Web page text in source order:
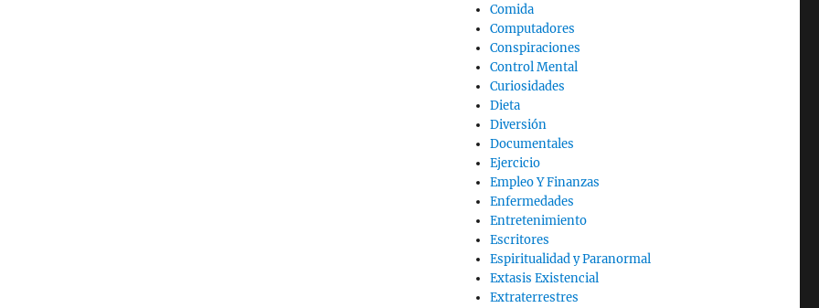
Comida
Computadores
Conspiraciones
Control Mental
Curiosidades
Dieta
Diversión
Documentales
Ejercicio
Empleo Y Finanzas
Enfermedades
Entretenimiento
Escritores
Espiritualidad y Paranormal
Extasis Existencial
Extraterrestres